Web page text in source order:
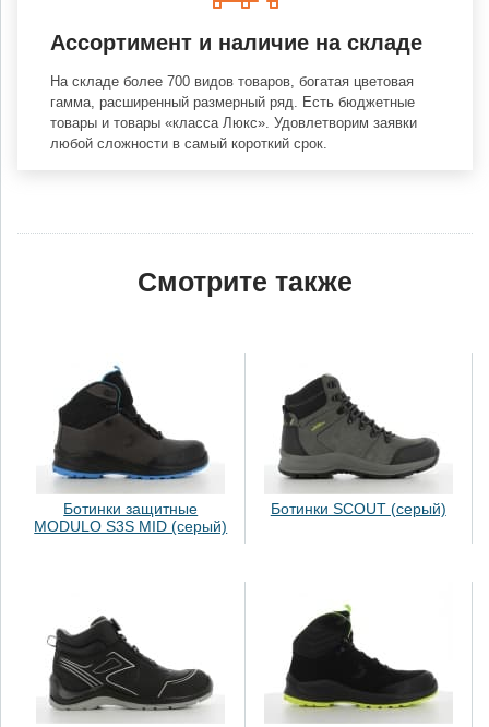
Ассортимент и наличие на складе
На складе более 700 видов товаров, богатая цветовая
гамма, расширенный размерный ряд. Есть бюджетные
товары и товары «класса Люкс». Удовлетворим заявки
любой сложности в самый короткий срок.
Смотрите также
Ботинки защитные
MODULO S3S MID (серый)
Ботинки SCOUT (серый)